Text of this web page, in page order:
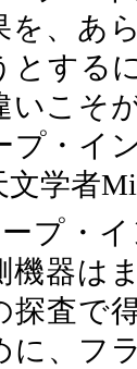
を、あ
とする
いこそ
プ・イ
学者
ープ・
機器は
探査で
に、フ